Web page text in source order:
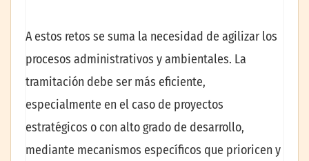
A estos retos se suma la necesidad de agilizar los
procesos administrativos y ambientales. La
tramitación debe ser más eficiente,
especialmente en el caso de proyectos
estratégicos o con alto grado de desarrollo,
mediante mecanismos específicos que prioricen y